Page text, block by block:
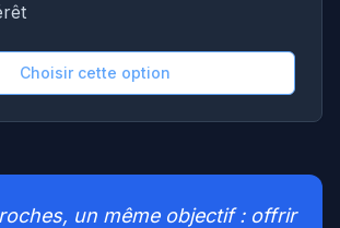
Choisir cette option
un même objectif : offrir